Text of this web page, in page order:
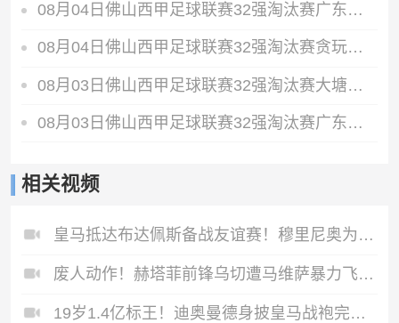
08月04日佛山西甲足球联赛32强淘汰赛广东西南建设VS香港圣徒全场录像
08月04日佛山西甲足球联赛32强淘汰赛贪玩游戏VS美的薪火全场录像
08月03日佛山西甲足球联赛32强淘汰赛大塘控股VS茂名市点都得全场录像
08月03日佛山西甲足球联赛32强淘汰赛广东客家青年VS广州英华思力U17全场录像
相关视频
皇马抵达布达佩斯备战友谊赛！穆里尼奥为狂热球迷签名！
废人动作！赫塔菲前锋乌切遭马维萨暴力飞铲！重伤赛季报销！
19岁1.4亿标王！迪奥曼德身披皇马战袍完成首训！